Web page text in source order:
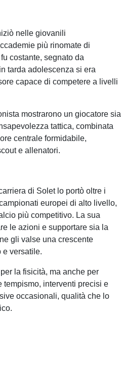
nelle giovanili
più rinomate di
costante, segnato da
tarda adolescenza si era
capace di competere a livelli
mostrarono un giocatore sia
tattica, combinata
centrale formidabile,
e allenatori.
di Solet lo portò oltre i
europei di alto livello,
più competitivo. La sua
le azioni e supportare sia la
gli valse una crescente
e versatile.
la fisicità, ma anche per
tempismo, interventi precisi e
occasionali, qualità che lo